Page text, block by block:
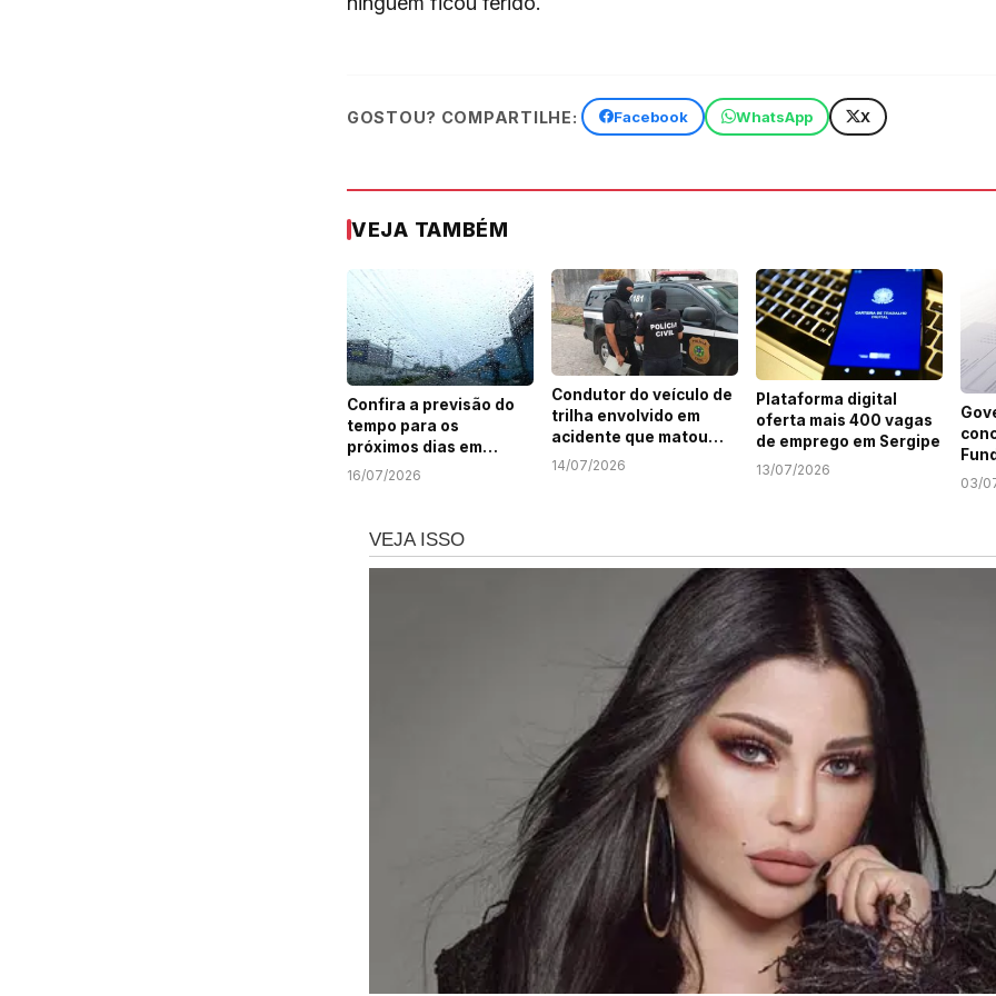
GOSTOU? COMPARTILHE: Facebook WhatsApp X
VEJA TAMBÉM
Confira a previsão do
tempo para os
próximos dias em
Sergipe
16/07/2026
Condutor do veículo de
trilha envolvido em
acidente que matou
motociclista em SE é
14/07/2026
Plataforma digital
oferta mais 400 vagas
de emprego em Sergipe
13/07/2026
03/